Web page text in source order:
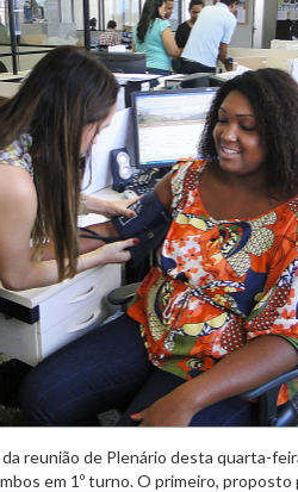
reunião de Plenário desta quarta-
em 1º turno. O primeiro,